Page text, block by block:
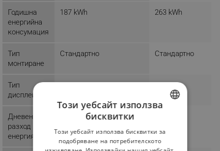
Годишна
енергийна
консумация
187 kWh 263 kWh
Тип
монтиране
Стандартно Стандартно
Тип
дисплей
Дневен
разход на
енергия
Този уебсайт използва
бисквитки
Този уебсайт използва бисквитки за
подобряване на потребителското